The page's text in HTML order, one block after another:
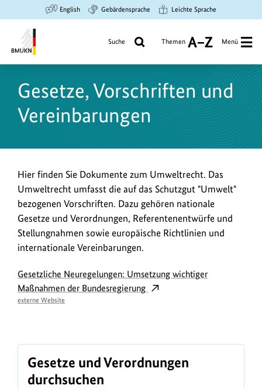
Hauptinhalt
springen
Suche
springen
Hauptnavigation
springen
English Gebärdensprache Leichte Sprache
Umwelt,
Naturschutz
Suche Themen
A
Z
Menü
Gesetze, Vorschriften und
Vereinbarungen
E
i
n
l
e
t
u
s
Hier finden Sie Dokumente zum Umweltrecht. Das
Umweltrecht umfasst die auf das Schutzgut "Umwelt"
bezogenen Vorschriften. Dazu gehören nationale
Gesetze und Verordnungen, Referentenentwürfe und
Stellungnahmen sowie europäische Richtlinien und
internationale Vereinbarungen.
Gesetzliche Neuregelungen: Umsetzung wichtiger
Maßnahmen der Bundesregierung
externe Website
Gesetze und Verordnungen
durchsuchen